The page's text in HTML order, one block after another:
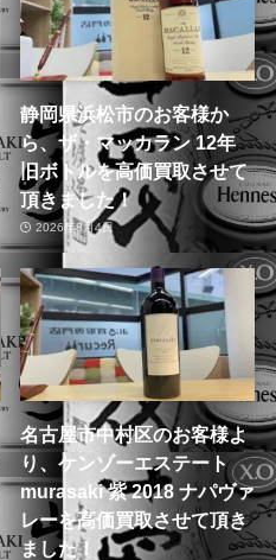
静岡県浜松市のお客様か
ら、ザ・マッカラン 12年
旧ボトルを高価買取させて
頂きました！
2026年8月4日
名古屋市中村区のお客様よ
り、ケンゾーエステート
murasaki 紫 2018 ナパヴァ
レーを高価買取させて頂き
ました！